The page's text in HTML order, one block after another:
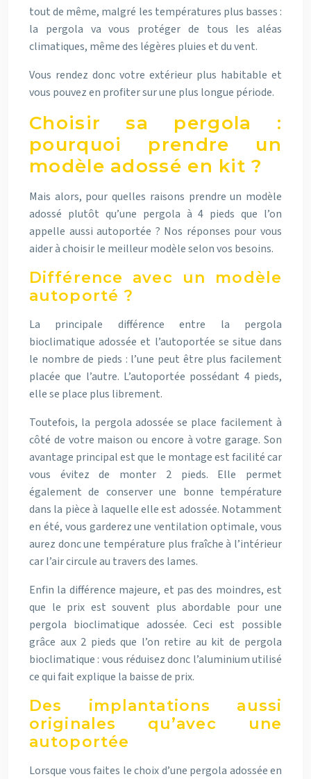
tout de même, malgré les températures plus basses :
la pergola va vous protéger de tous les aléas
climatiques, même des légères pluies et du vent.
Vous rendez donc votre extérieur plus habitable et
vous pouvez en profiter sur une plus longue période.
Choisir sa pergola :
pourquoi prendre un
modèle adossé en kit ?
Mais alors, pour quelles raisons prendre un modèle
adossé plutôt qu’une pergola à 4 pieds que l’on
appelle aussi autoportée ? Nos réponses pour vous
aider à choisir le meilleur modèle selon vos besoins.
Différence avec un modèle
autoporté ?
La principale différence entre la pergola
bioclimatique adossée et l’autoportée se situe dans
le nombre de pieds : l’une peut être plus facilement
placée que l’autre. L’autoportée possédant 4 pieds,
elle se place plus librement.
Toutefois, la pergola adossée se place facilement à
côté de votre maison ou encore à votre garage. Son
avantage principal est que le montage est facilité car
vous évitez de monter 2 pieds. Elle permet
également de conserver une bonne température
dans la pièce à laquelle elle est adossée. Notamment
en été, vous garderez une ventilation optimale, vous
aurez donc une température plus fraîche à l’intérieur
car l’air circule au travers des lames.
Enfin la différence majeure, et pas des moindres, est
que le prix est souvent plus abordable pour une
pergola bioclimatique adossée. Ceci est possible
grâce aux 2 pieds que l’on retire au kit de pergola
bioclimatique : vous réduisez donc l’aluminium utilisé
ce qui fait explique la baisse de prix.
Des implantations aussi
originales qu’avec une
autoportée
Lorsque vous faites le choix d’une pergola adossée en